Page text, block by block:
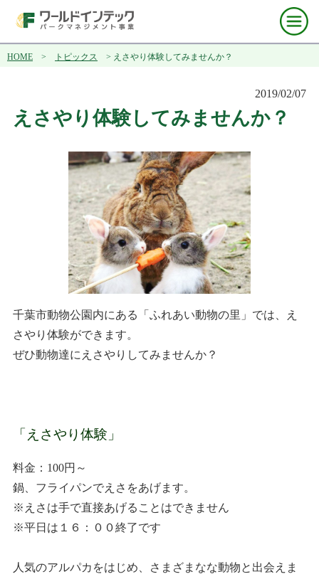
HOME > トピックス > えさやり体験してみませんか？
2019/02/07
えさやり体験してみませんか？
千葉市動物公園内にある「ふれあい動物の里」では、え
さやり体験ができます。
ぜひ動物達にえさやりしてみませんか？
「えさやり体験」
料金：100円～
鍋、フライパンでえさをあげます。
※えさは手で直接あげることはできません
※平日は１６：００終了です
人気のアルパカをはじめ、さまざまなな動物と出会えま